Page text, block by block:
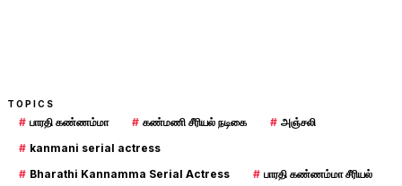
TOPICS
# பாரதி கண்ணம்மா # கண்மணி சீரியல் நடிகை # அஞ்சலி
# kanmani serial actress
# Bharathi Kannamma Serial Actress # பாரதி கண்ணம்மா சீரியல்